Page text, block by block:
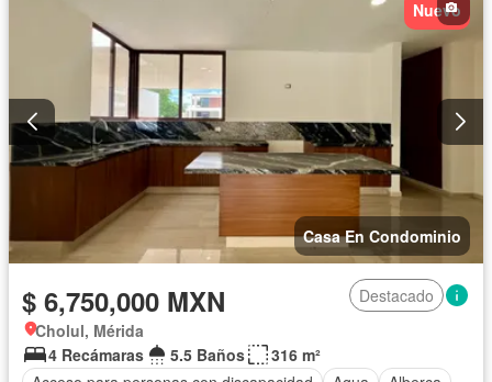
Sin amueblarNuevo
Casa En Condominio
$ 6,750,000 MXN
Destacado
Cholul, Mérida
4 Recámaras
5.5 Baños
316 m²